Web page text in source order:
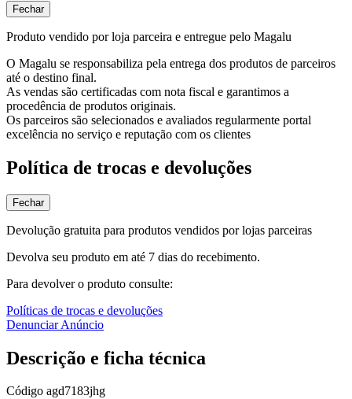
Fechar
Produto vendido por loja parceira e entregue pelo Magalu
O Magalu se responsabiliza pela entrega dos produtos de parceiros
até o destino final.
As vendas são certificadas com nota fiscal e garantimos a
procedência de produtos originais.
Os parceiros são selecionados e avaliados regularmente portal
excelência no serviço e reputação com os clientes
Política de trocas e devoluções
Fechar
Devolução gratuita para produtos vendidos por lojas parceiras
Devolva seu produto em até 7 dias do recebimento.
Para devolver o produto consulte:
Políticas de trocas e devoluções
Denunciar Anúncio
Descrição e ficha técnica
Código agd7183jhg